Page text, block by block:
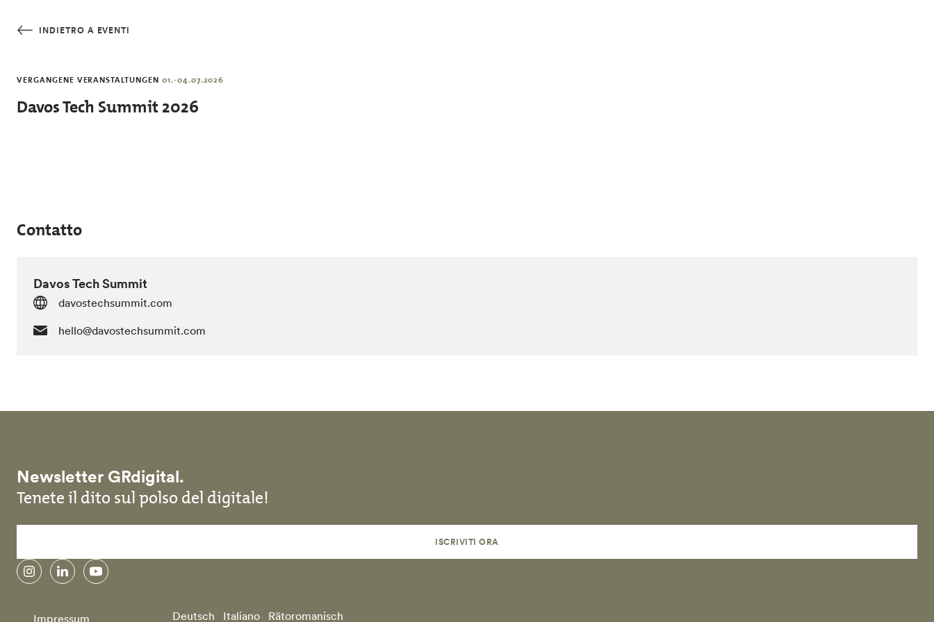
INDIETRO A EVENTI
VERGANGENE VERANSTALTUNGEN 01.-04.07.2026
Davos Tech Summit 2026
Contatto
Davos Tech Summit
davostechsummit.com
hello@davostechsummit.com
Newsletter GRdigital.
Tenete il dito sul polso del digitale!
ISCRIVITI ORA
instagramlinkedinyoutube
Impressum Deutsch Italiano Rätoromanisch